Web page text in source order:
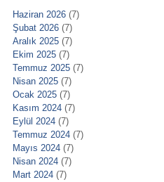
Haziran 2026 (7)
Şubat 2026 (7)
Aralık 2025 (7)
Ekim 2025 (7)
Temmuz 2025 (7)
Nisan 2025 (7)
Ocak 2025 (7)
Kasım 2024 (7)
Eylül 2024 (7)
Temmuz 2024 (7)
Mayıs 2024 (7)
Nisan 2024 (7)
Mart 2024 (7)